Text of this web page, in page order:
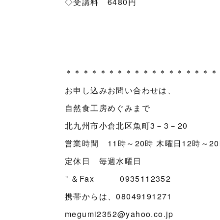
＊＊＊＊＊＊＊＊＊＊＊＊＊＊＊＊＊
お申し込みお問い合わせは、
自然食工房めぐみまで
北九州市小倉北区魚町3－3－20
営業時間 11時～20時 木曜日12時～
定休日 毎週水曜日
℡＆Fax 0935112352
携帯からは、08049191271
megumi2352@yahoo.co.jp